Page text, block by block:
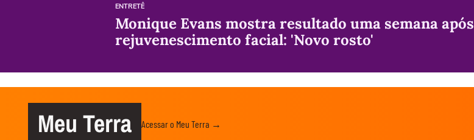
ENTRETÊ
Monique Evans mostra resultado uma semana após
rejuvenescimento facial: 'Novo rosto'
Meu Terra Acessar o Meu Terra →